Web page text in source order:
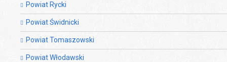
Powiat Rycki
Powiat Świdnicki
Powiat Tomaszowski
Powiat Włodawski